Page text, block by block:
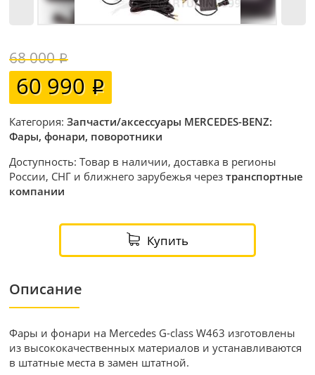
68 000
60 990
Категория:Запчасти/аксессуары MERCEDES-BENZ:
Фары, фонари, поворотники
Доступность: Товар в наличии, доставка в регионы
России, СНГ и ближнего зарубежья черезтранспортные
компании
Купить
Описание
Фары и фонари на Mercedes G-class W463 изготовлены
из высококачественных материалов и устанавливаются
в штатные места в замен штатной.